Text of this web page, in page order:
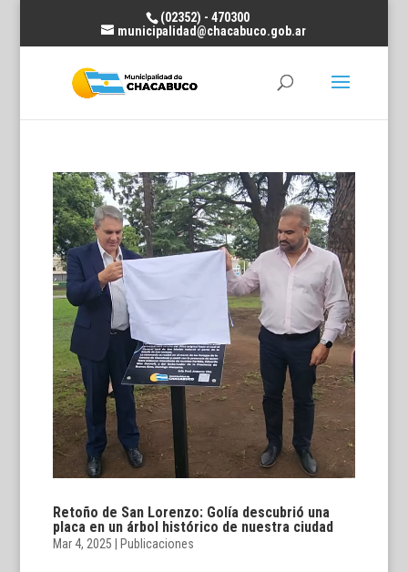
(02352) - 470300
municipalidad@chacabuco.gob.ar
Retoño de San Lorenzo: Golía descubrió una
placa en un árbol histórico de nuestra ciudad
Mar 4, 2025 Publicaciones